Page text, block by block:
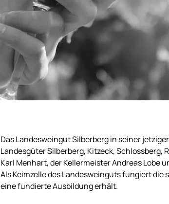
Das Landesweingut Silberberg in seiner
Landesgüter Silberberg, Kitzeck, Schlossberg,
Karl Menhart, der Kellermeister Andreas Lobe
Als Keimzelle des Landesweinguts fungiert
eine fundierte Ausbildung erhält.